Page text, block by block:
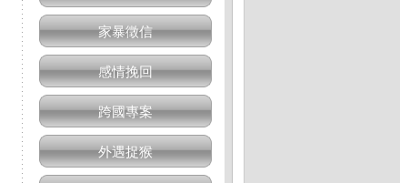
家暴徵信
感情挽回
跨國專案
外遇捉猴